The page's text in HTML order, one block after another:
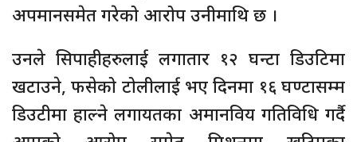
अपमानसमेत गरेको आरोप उनीमाथि छ ।
उनले सिपाहीहरुलाई लगातार १२ घन्टा डिउटिमा
खटाउने, फसेको टोलीलाई भए दिनमा १६ घण्टासम्म
डिउटीमा हाल्ने लगायतका अमानविय गतिविधि गर्दै